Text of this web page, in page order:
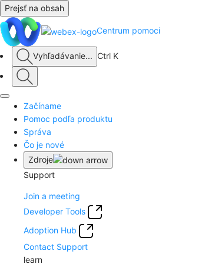
Prejsť na obsah
Centrum pomoci
Vyhľadávanie... Ctrl K
Začíname
Pomoc podľa produktu
Správa
Čo je nové
Zdroje
Support
Join a meeting
Developer Tools
Adoption Hub
Contact Support
learn